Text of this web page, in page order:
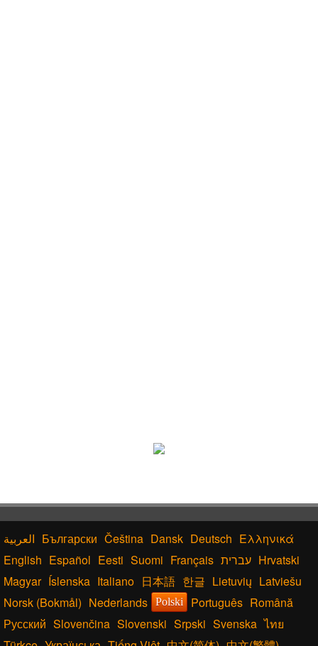
Български Čeština Dansk Deutsch Ελληνικά
English Español Eesti Suomi Français עברית Hrvatski
Magyar Íslenska Italiano 日本語 한글 Lietuvių Latviešu
Norsk (Bokmål) Nederlands Polski Português Română
Русский Slovenčina Slovenski Srpski Svenska ไทย